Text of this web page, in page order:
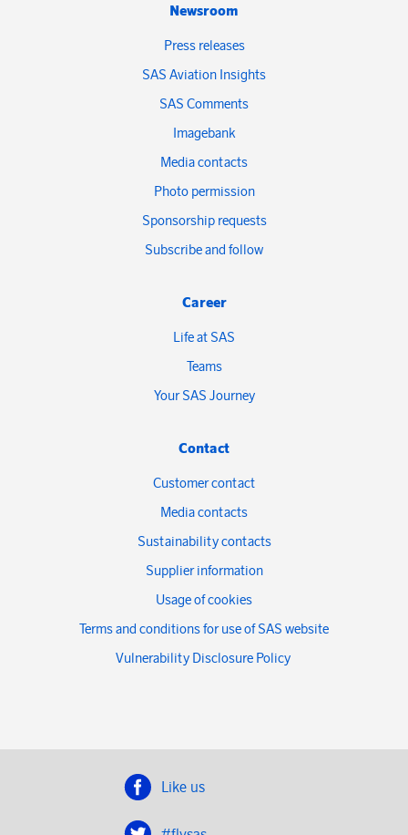
Newsroom
Press releases
SAS Aviation Insights
SAS Comments
Imagebank
Media contacts
Photo permission
Sponsorship requests
Subscribe and follow
Career
Life at SAS
Teams
Your SAS Journey
Contact
Customer contact
Media contacts
Sustainability contacts
Supplier information
Usage of cookies
Terms and conditions for use of SAS website
Vulnerability Disclosure Policy
Like us